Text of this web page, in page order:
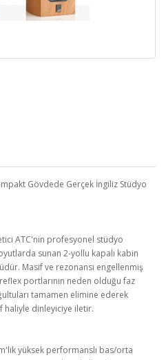
Gövdede Gerçek İngiliz Stüdyo
ATC'nin profesyonel stüdyo
sunan 2-yollu kapalı kabin
Masif ve rezonansı engellenmiş
portlarının neden olduğu faz
tamamen elimine ederek
haliyle dinleyiciye iletir.
yüksek performanslı bas/orta